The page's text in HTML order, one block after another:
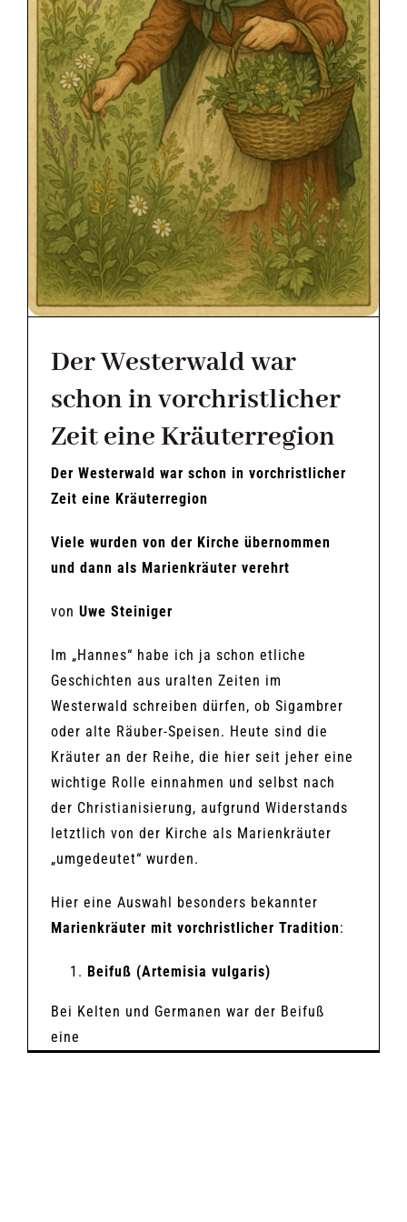
KONTAKT
Der Westerwald war
schon in vorchristlicher
Zeit eine Kräuterregion
Der Westerwald war schon in vorchristlicher
Zeit eine Kräuterregion
Viele wurden von der Kirche übernommen
und dann als Marienkräuter verehrt
von Uwe Steiniger
Im „Hannes“ habe ich ja schon etliche
Geschichten aus uralten Zeiten im
Westerwald schreiben dürfen, ob Sigambrer
oder alte Räuber-Speisen. Heute sind die
Kräuter an der Reihe, die hier seit jeher eine
wichtige Rolle einnahmen und selbst nach
der Christianisierung, aufgrund Widerstands
letztlich von der Kirche als Marienkräuter
„umgedeutet“ wurden.
Hier eine Auswahl besonders bekannter
Marienkräuter mit vorchristlicher Tradition:
Beifuß (Artemisia vulgaris)
Bei Kelten und Germanen war der Beifuß
eine